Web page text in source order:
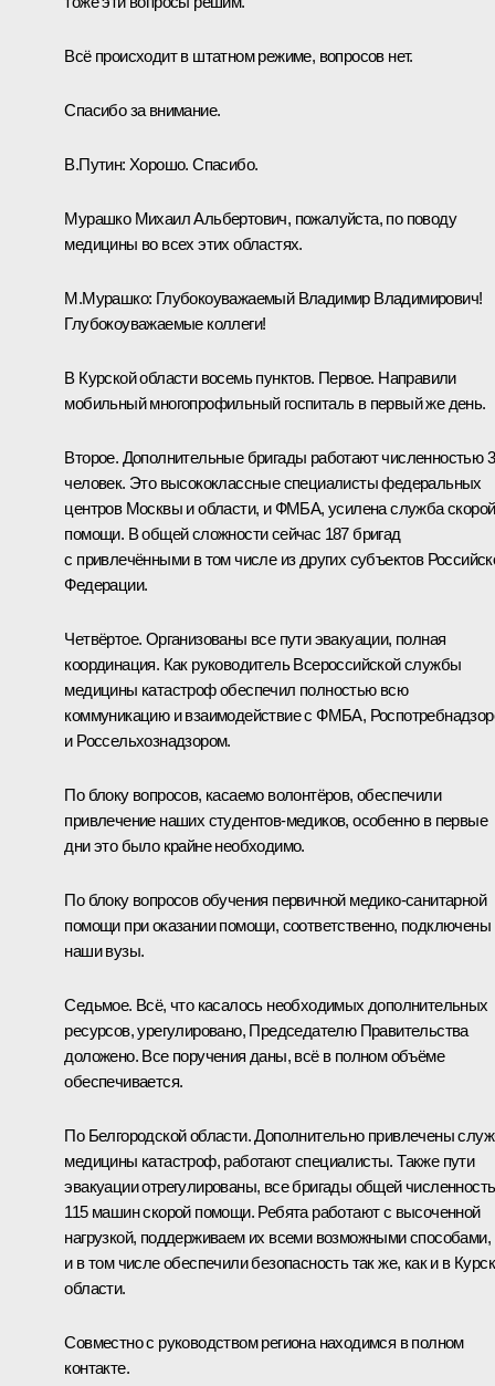
Всё происходит в штатном режиме, вопросов нет.
Спасибо за внимание.
В.Путин: Хорошо. Спасибо.
Мурашко Михаил Альбертович, пожалуйста, по поводу
медицины во всех этих областях.
М.Мурашко: Глубокоуважаемый Владимир Владимирович!
Глубокоуважаемые коллеги!
В Курской области восемь пунктов. Первое. Направили
мобильный многопрофильный госпиталь в первый же день.
Второе. Дополнительные бригады работают численностью
человек. Это высококлассные специалисты федеральных
центров Москвы и области, и ФМБА, усилена служба скорой
помощи. В общей сложности сейчас 187 бригад
с привлечёнными в том числе из других субъектов
Федерации.
Четвёртое. Организованы все пути эвакуации, полная
координация. Как руководитель Всероссийской службы
медицины катастроф обеспечил полностью всю
коммуникацию и взаимодействие с ФМБА,
и Россельхознадзором.
По блоку вопросов, касаемо волонтёров, обеспечили
привлечение наших студентов-медиков, особенно в первые
дни это было крайне необходимо.
По блоку вопросов обучения первичной медико-санитарной
помощи при оказании помощи, соответственно, подключены
наши вузы.
Седьмое. Всё, что касалось необходимых дополнительных
ресурсов, урегулировано, Председателю Правительства
доложено. Все поручения даны, всё в полном объёме
обеспечивается.
По Белгородской области. Дополнительно привлечены
медицины катастроф, работают специалисты. Также пути
эвакуации отрегулированы, все бригады общей
115 машин скорой помощи. Ребята работают с высоченной
нагрузкой, поддерживаем их всеми возможными способами,
и в том числе обеспечили безопасность так же, как и в
области.
Совместно с руководством региона находимся в полном
контакте.